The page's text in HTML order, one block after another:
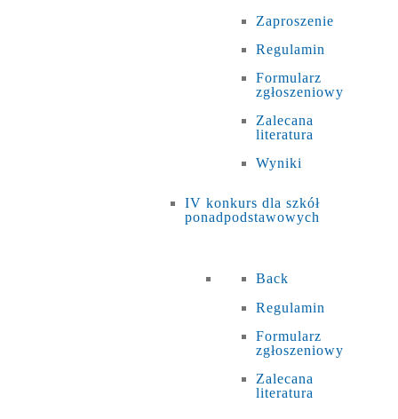
Zaproszenie
Regulamin
Formularz
zgłoszeniowy
Zalecana
literatura
Wyniki
IV konkurs dla szkół
ponadpodstawowych
Back
Regulamin
Formularz
zgłoszeniowy
Zalecana
literatura